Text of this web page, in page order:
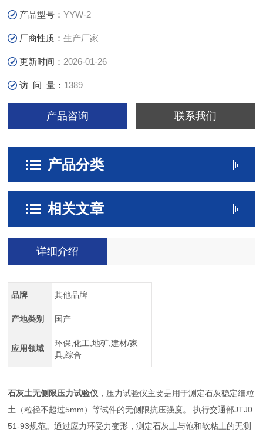
产品型号：YYW-2
厂商性质：生产厂家
更新时间： 2026-01-26
访 问 量： 1389
产品咨询 联系我们
产品分类
相关文章
详细介绍
品牌 其他品牌
产地类别 国产
应用领域
环保,化工,地矿,建材/家
具,综合
石灰土无侧限压力试验仪 ，压力试验仪主要是用于测定石灰稳定细粒
土（粒径不超过5mm）等试件的无侧限抗压强度。 执行交通部JTJ0
51-93规范。通过应力环受力变形，测定石灰土与饱和软粘土的无测